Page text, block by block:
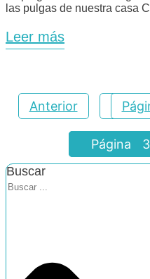
las pulgas de nuestra casa
Leer más
Anterior
Página 3
Buscar